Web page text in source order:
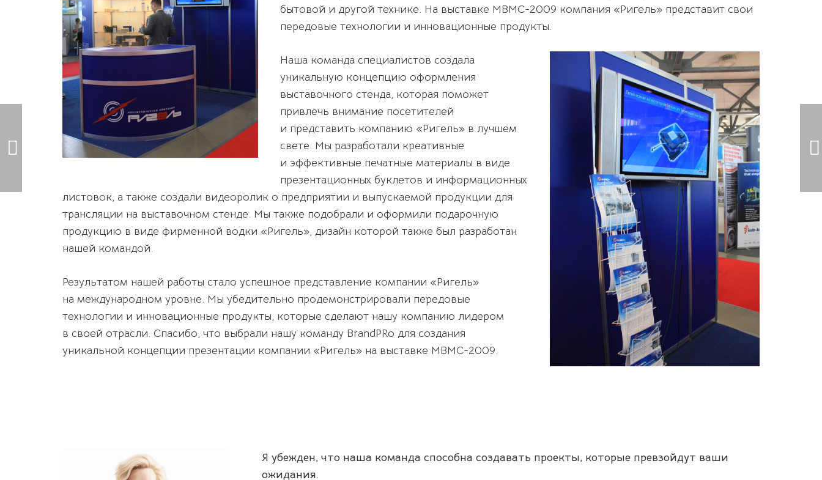
бытовой и другой технике. На выставке MBMC-2009 компания «Ригель» представит свои
передовые технологии и инновационные продукты.
Наша команда специалистов создала
уникальную концепцию оформления
выставочного стенда, которая поможет
привлечь внимание посетителей
и представить компанию «Ригель» в лучшем
свете. Мы разработали креативные
и эффективные печатные материалы в виде
презентационных буклетов и информационных
листовок, а также создали видеоролик о предприятии и выпускаемой продукции для
трансляции на выставочном стенде. Мы также подобрали и оформили подарочную
продукцию в виде фирменной водки «Ригель», дизайн которой также был разработан
нашей командой.
Результатом нашей работы стало успешное представление компании «Ригель»
на международном уровне. Мы убедительно продемонстрировали передовые
технологии и инновационные продукты, которые сделают нашу компанию лидером
в своей отрасли. Спасибо, что выбрали нашу команду BrandPRo для создания
уникальной концепции презентации компании «Ригель» на выставке MBMC-2009.
Я убежден, что наша команда способна создавать проекты, которые превзойдут ваши
ожидания.